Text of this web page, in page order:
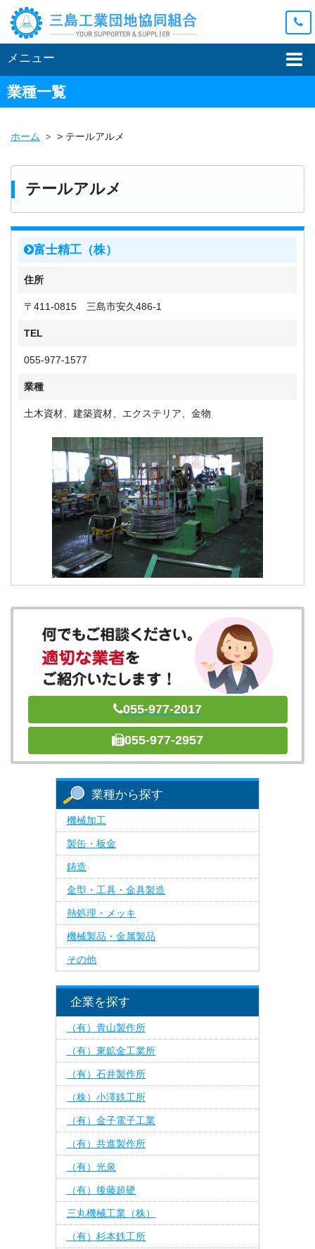
メニュー
業種一覧
ホーム > テールアルメ
テールアルメ
富士精工（株）
住所
〒411-0815 三島市安久486-1
TEL
055-977-1577
業種
土木資材、建築資材、エクステリア、金物
055-977-2017
055-977-2957
業種から探す
機械加工
製缶・板金
鋳造
金型・工具・金具製造
熱処理・メッキ
機械製品・金属製品
その他
企業を探す
（有）青山製作所
（有）東鉱金工業所
（有）石井製作所
（株）小澤鉄工所
（有）金子電子工業
（有）共進製作所
（有）光泉
（有）後藤超硬
三丸機械工業（株）
（有）杉本鉄工所